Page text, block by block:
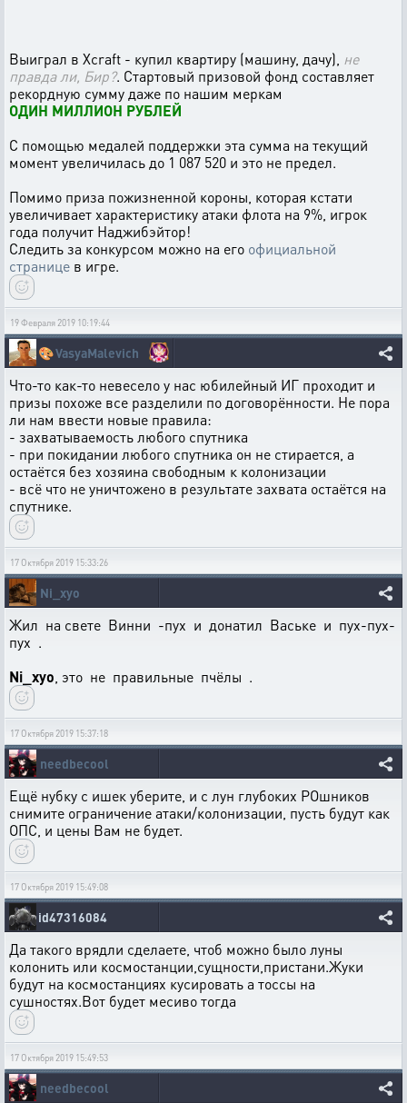
Выиграл в Xcraft - купил квартиру (машину, дачу), не
правда ли, Бир?. Стартовый призовой фонд составляет
рекордную сумму даже по нашим меркам
ОДИН МИЛЛИОН РУБЛЕЙ
С помощью медалей поддержки эта сумма на текущий
момент увеличилась до 1 087 520 и это не предел.
Помимо приза пожизненной короны, которая кстати
увеличивает характеристику атаки флота на 9%, игрок
года получит Наджибэйтор!
Следить за конкурсом можно на его официальной
странице в игре.
19 Февраля 2019 10:19:44
🎨VasyaMalevich
Что-то как-то невесело у нас юбилейный ИГ проходит и
призы похоже все разделили по договорённости. Не пора
ли нам ввести новые правила:
- захватываемость любого спутника
- при покидании любого спутника он не стирается, а
остаётся без хозяина свободным к колонизации
- всё что не уничтожено в результате захвата остаётся на
спутнике.
17 Октября 2019 15:33:26
Ni_xyo
Жил на свете Винни -пух и донатил Ваське и пух-пух-
пух .
Ni_xyo , это не правильные пчёлы .
17 Октября 2019 15:37:18
needbecool
Ещё нубку с ишек уберите, и с лун глубоких РОшников
снимите ограничение атаки/колонизации, пусть будут как
ОПС, и цены Вам не будет.
17 Октября 2019 15:49:08
id47316084
Да такого врядли сделаете, чтоб можно было луны
колонить или космостанции,сущности,пристани.Жуки
будут на космостанциях кусировать а тоссы на
сушностях.Вот будет месиво тогда
17 Октября 2019 15:49:53
needbecool